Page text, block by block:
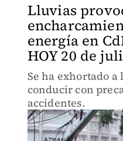
Lluvias
energía en
HOY 20 de
Se ha exhortado
conducir con
accidentes.